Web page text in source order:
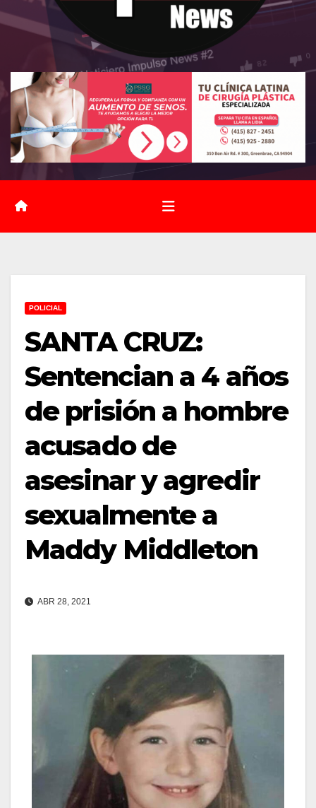
POLICIAL
SANTA CRUZ:
Sentencian a 4 años
de prisión a hombre
acusado de
asesinar y agredir
sexualmente a
Maddy Middleton
ABR 28, 2021